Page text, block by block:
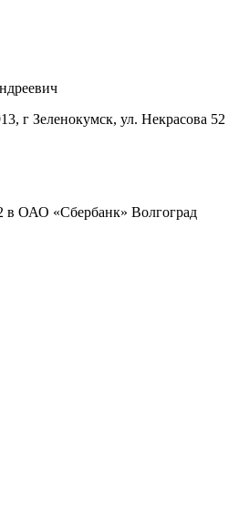
г Зеленокумск, ул. Некрасова 52
в ОАО «Сбербанк» Волгоград